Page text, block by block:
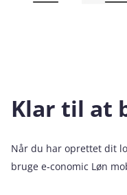
Klar til at
Når du har oprettet dit
bruge e‑conomic Løn